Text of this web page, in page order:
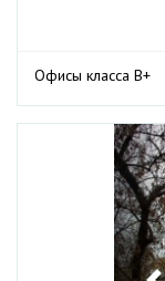
Офисы класса B+